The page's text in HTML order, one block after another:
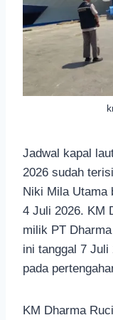
Jadwal kapal
2026 sudah
Niki Mila Utama
4 Juli 2026. KM
milik PT
ini tanggal 7 Juli
pada
KM Dharma